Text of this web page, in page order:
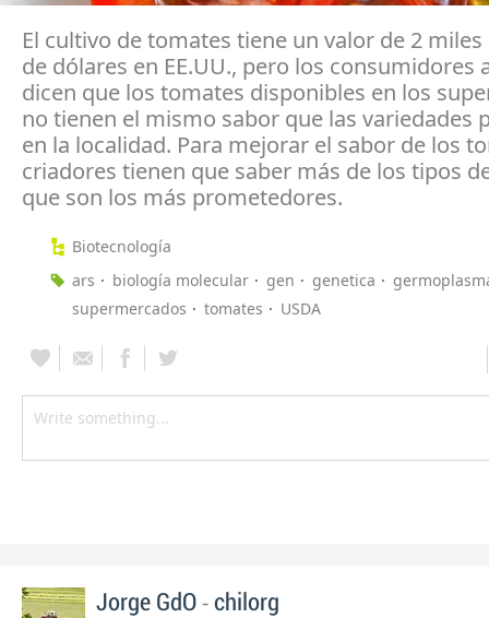
El cultivo de tomates tiene un valor de 2
de dólares en EE.UU., pero los consumidores
dicen que los tomates disponibles en los
no tienen el mismo sabor que las variedades
en la localidad. Para mejorar el sabor de los
criadores tienen que saber más de los tipos
que son los más prometedores.
Biotecnología
ars
biología molecular gen genetica
supermercados
tomates USDA
Jorge GdO - chilorg